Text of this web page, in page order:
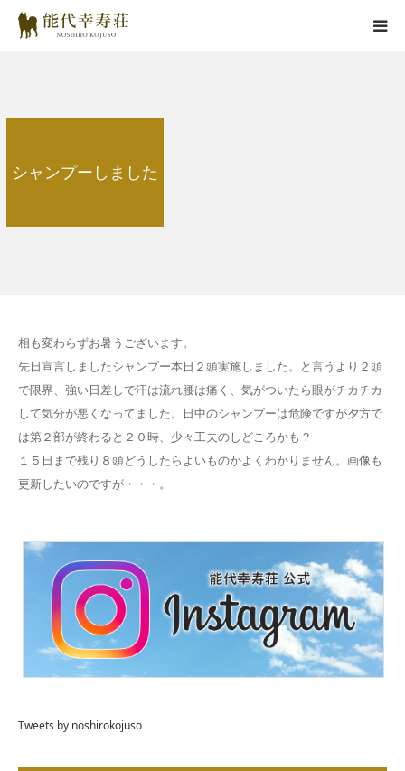
シャンプーしました
相も変わらずお暑うございます。
先日宣言しましたシャンプー本日２頭実施しました。と言うより２頭
で限界、強い日差しで汗は流れ腰は痛く、気がついたら眼がチカチカ
して気分が悪くなってました。日中のシャンプーは危険ですが夕方で
は第２部が終わると２０時、少々工夫のしどころかも？
１５日まで残り８頭どうしたらよいものかよくわかりません。画像も
更新したいのですが・・・。
Tweets by noshirokojuso
在舎犬情報
里親情報
お役立ちコラム
お問い合わせ